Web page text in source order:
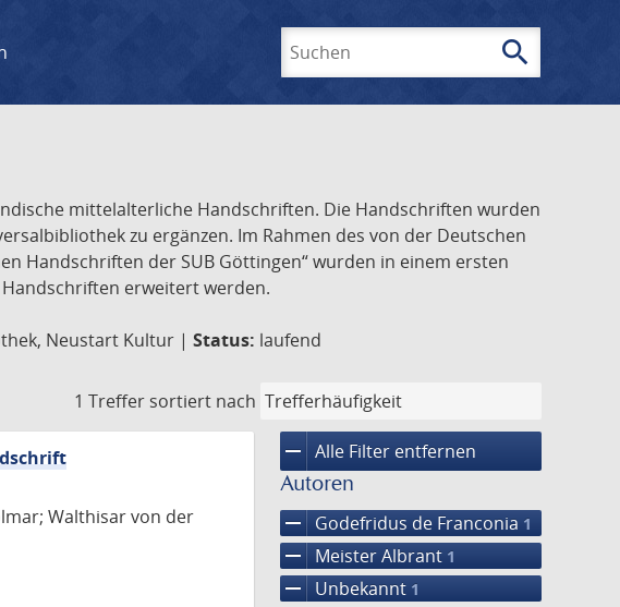
search
mittelalterliche Handschriften. Die Handschriften wurden
zu ergänzen. Im Rahmen des von der Deutschen
Handschriften der SUB Göttingen“ wurden in einem ersten
erweitert werden.
Neustart Kultur | Status: laufend
1 Treffer sortiert nach
remove Alle Filter entfernen
Autoren
remove Godefridus de Franconia 1
remove Meister Albrant 1
remove Unbekannt 1
Walthisar von der